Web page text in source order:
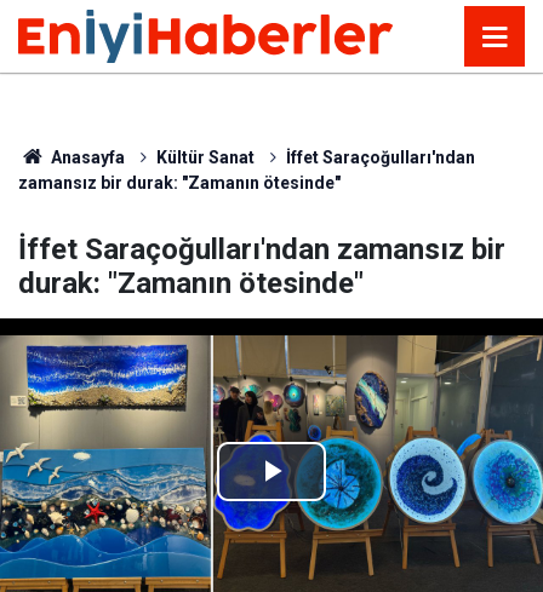
Anasayfa Kültür Sanat
İffet Saraçoğulları'ndan
zamansız bir durak: "Zamanın ötesinde"
İffet Saraçoğulları'ndan zamansız bir
durak: "Zamanın ötesinde"
Play
Video